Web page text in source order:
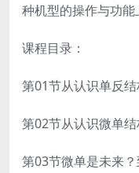
种机型的操作与功能
课程目录：
第01节从认识单反
第02节从认识微单
第03节微单是未来